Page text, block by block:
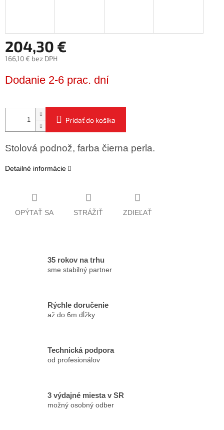
204,30 €
166,10 € bez DPH
cena:
Dodanie 2-6 prac. dní
Pridať do košíka
Stolová podnož, farba čierna perla.
Detailné informácie
OPÝTAŤ SA STRÁŽIŤ ZDIEĽAŤ
35 rokov na trhu
sme stabilný partner
Rýchle doručenie
až do 6m dĺžky
Technická podpora
od profesionálov
3 výdajné miesta v SR
možný osobný odber